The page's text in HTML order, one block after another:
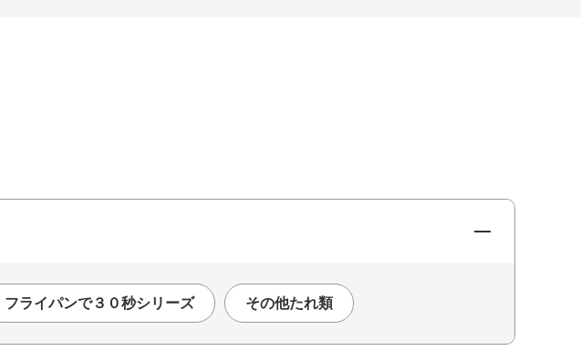
フライパンで３０秒シリーズ その他たれ類